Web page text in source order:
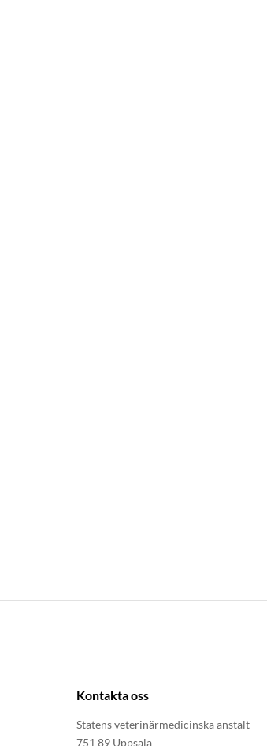
Kontakta oss
Statens veterinärmedicinska anstalt
751 89 Uppsala